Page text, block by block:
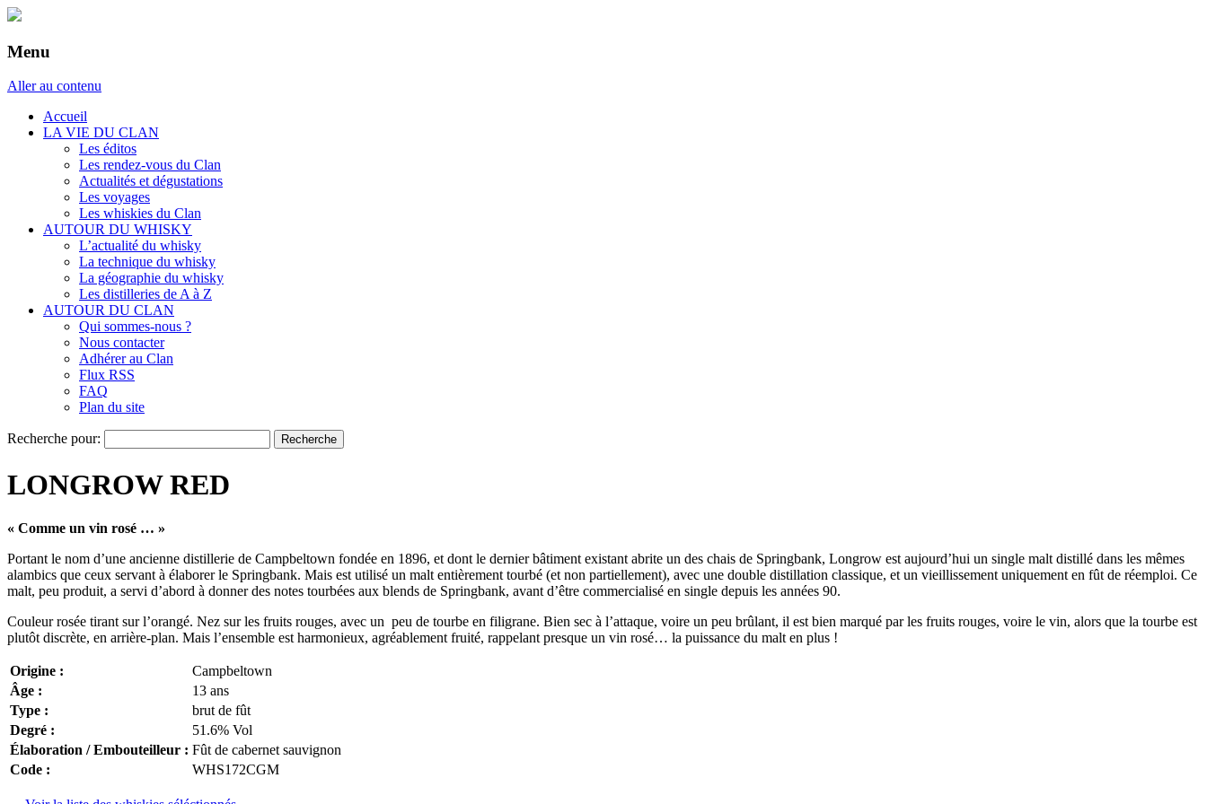
Menu
Aller au contenu
Accueil
LA VIE DU CLAN
Les éditos
Les rendez-vous du Clan
Actualités et dégustations
Les voyages
Les whiskies du Clan
AUTOUR DU WHISKY
L’actualité du whisky
La technique du whisky
La géographie du whisky
Les distilleries de A à Z
AUTOUR DU CLAN
Qui sommes-nous ?
Nous contacter
Adhérer au Clan
Flux RSS
FAQ
Plan du site
Recherche pour:
LONGROW RED
« Comme un vin rosé … »
Portant le nom d’une ancienne distillerie de Campbeltown fondée en 1896, et dont le dernier bâtiment existant abrite un des chais de Springbank, Longrow est aujourd’hui un single malt distillé dans les mêmes
alambics que ceux servant à élaborer le Springbank. Mais est utilisé un malt entièrement tourbé (et non partiellement), avec une double distillation classique, et un vieillissement uniquement en fût de réemploi. Ce
malt, peu produit, a servi d’abord à donner des notes tourbées aux blends de Springbank, avant d’être commercialisé en single depuis les années 90.
Couleur rosée tirant sur l’orangé. Nez sur les fruits rouges, avec un peu de tourbe en filigrane. Bien sec à l’attaque, voire un peu brûlant, il est bien marqué par les fruits rouges, voire le vin, alors que la tourbe est
plutôt discrète, en arrière-plan. Mais l’ensemble est harmonieux, agréablement fruité, rappelant presque un vin rosé… la puissance du malt en plus !
Origine :
Campbeltown
Âge :
13 ans
Type :
brut de fût
Degré :
51.6% Vol
Élaboration / Embouteilleur : Fût de cabernet sauvignon
Code :
WHS172CGM